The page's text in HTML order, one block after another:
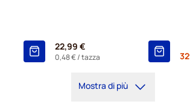
22,99 €
0,48 €/ tazza
Mostra di più